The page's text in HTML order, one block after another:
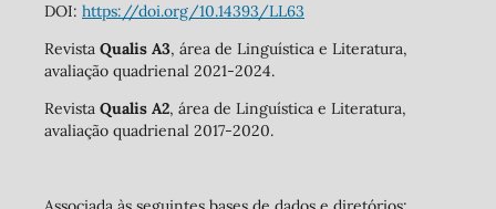
DOI: https://doi.org/10.14393/LL63
Revista Qualis A3, área de Linguística e Literatura,
avaliação quadrienal 2021-2024.
Revista Qualis A2, área de Linguística e Literatura,
avaliação quadrienal 2017-2020.